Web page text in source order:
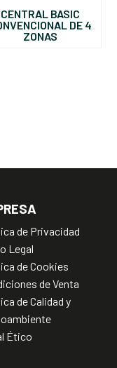
CENTRAL BASIC
DE 4
ZONAS
de Privacidad
Legal
de Cookies
de Venta
de Calidad y
Ético